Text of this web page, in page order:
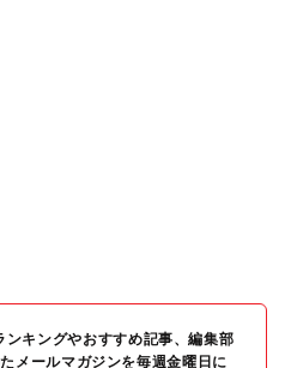
キングやおすすめ記事、編集部
メールマガジンを毎週金曜日に